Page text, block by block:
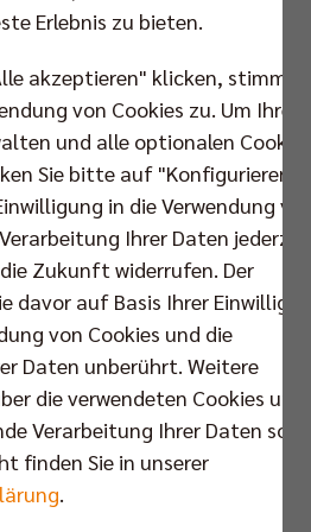
der
in Kooperation mit der
Kleiderspenden für
entgegengenommen. Nun
Vereine und
ab sofort können sie
Abfallvermeidung, Recycling
Berlin Recycling Crowd
nötigen Finanzmittel zur
generieren.
bleiben alle
werden wiederverwendet,“
Geschäftsführer der Berlin
sind wir davon noch ein
es gibt so viele gute
wir diesem Ziel Stück für
Erlebnis zu bieten.
akzeptieren" klicken, stimmen
von Cookies zu. Um Ihre
und alle optionalen Cookies
Sie bitte auf "Konfigurieren".
in die Verwendung
Ihrer Daten
Zukunft widerrufen. Der
davor auf Basis Ihrer
von Cookies und die
Daten unberührt. Weitere
die verwendeten Cookies und
Verarbeitung Ihrer Daten
finden Sie in unserer
.